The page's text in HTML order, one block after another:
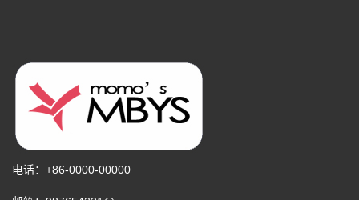
电话：+86-0000-00000